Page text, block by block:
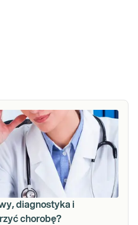
diagnostyka i
chorobę?